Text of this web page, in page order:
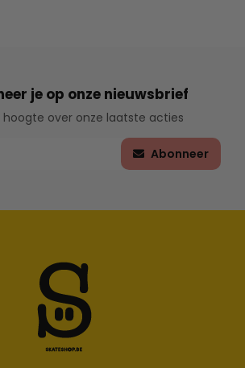
je op onze nieuwsbrief
hoogte over onze laatste acties
Abonneer